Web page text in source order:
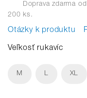
Doprava zdarma
200 ks.
Otázky k produktu
Veľkosť rukavíc
M L XL